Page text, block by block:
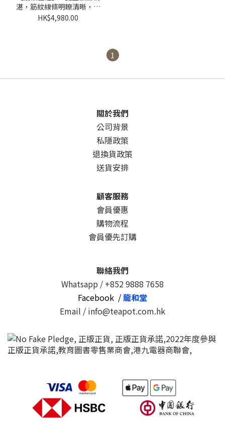
湛，筋紋線條明瞭清晰，壺
型經典！
HK$4,980.00
1
關於我們
公司背景
私隱政策
退換貨政策
送貨安排
顧客服務
會員優惠
購物流程
會員優先訂購
聯絡我們
Whatsapp / +852 9888 7658
Facebook /龍和堂
Email / info@teapot.com.hk